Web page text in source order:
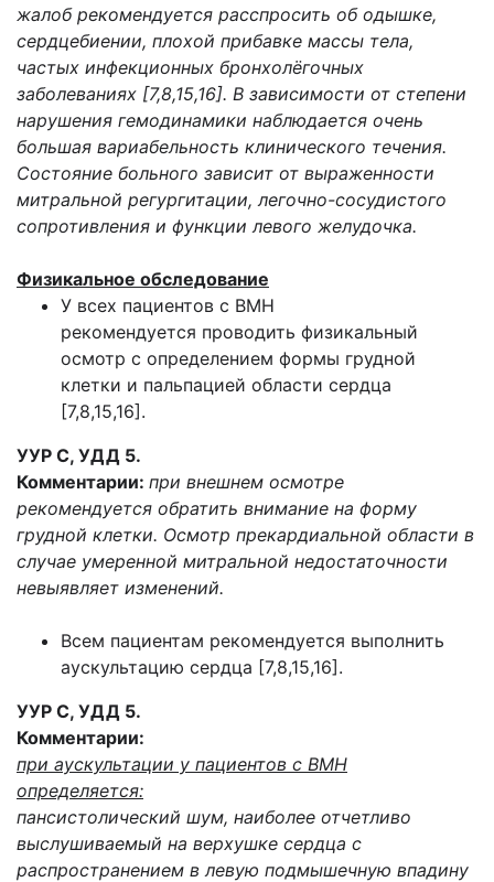
жалоб рекомендуется расспросить об одышке,
сердцебиении, плохой прибавке массы тела,
частых инфекционных бронхолёгочных
заболеваниях [7,8,15,16]. В зависимости от степени
нарушения гемодинамики наблюдается очень
большая вариабельность клинического течения.
Состояние больного зависит от выраженности
митральной регургитации, легочно-сосудистого
сопротивления и функции левого желудочка.
Физикальное обследование
У всех пациентов с ВМН
рекомендуется проводить физикальный
осмотр с определением формы грудной
клетки и пальпацией области сердца
[7,8,15,16].
УУР С, УДД 5.
Комментарии: при внешнем осмотре
рекомендуется обратить внимание на форму
грудной клетки. Осмотр прекардиальной области в
случае умеренной митральной недостаточности
невыявляет изменений.
Всем пациентам рекомендуется выполнить
аускультацию сердца [7,8,15,16].
УУР С, УДД 5.
Комментарии:
при аускультации у пациентов с ВМН
определяется:
пансистолический шум, наиболее отчетливо
выслушиваемый на верхушке сердца с
распространением в левую подмышечную впадину